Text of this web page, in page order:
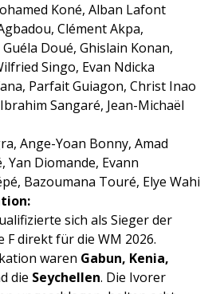
Koné, Alban Lafont
Clément Akpa,
Doué, Ghislain Konan,
Singo, Evan Ndicka
Parfait Guiagon, Christ Inao
Sangaré, Jean-Michaël
Ange-Yoan Bonny, Amad
Yan Diomande, Evann
Bazoumana Touré, Elye Wahi
sich als Sieger der
direkt für die WM 2026.
waren Gabun, Kenia,
die Seychellen. Die Ivorer